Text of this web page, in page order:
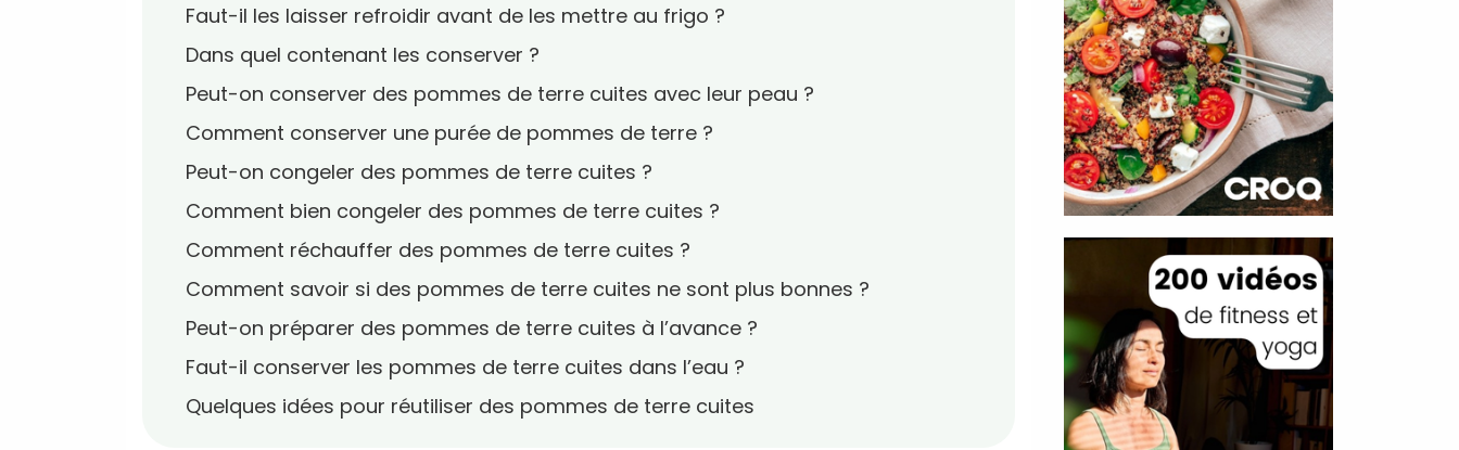
Faut-il les laisser refroidir avant de les mettre au frigo ?
Dans quel contenant les conserver ?
Peut-on conserver des pommes de terre cuites avec leur peau ?
Comment conserver une purée de pommes de terre ?
Peut-on congeler des pommes de terre cuites ?
Comment bien congeler des pommes de terre cuites ?
Comment réchauffer des pommes de terre cuites ?
Comment savoir si des pommes de terre cuites ne sont plus bonnes ?
Peut-on préparer des pommes de terre cuites à l’avance ?
Faut-il conserver les pommes de terre cuites dans l’eau ?
Quelques idées pour réutiliser des pommes de terre cuites